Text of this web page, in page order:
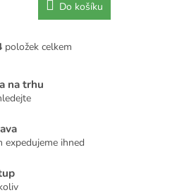
Do košíku
O
l
á
d
í
položek celkem
na trhu
expedujeme ihned